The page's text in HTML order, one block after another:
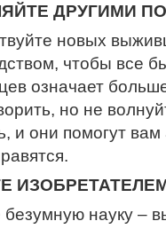
ДРУГИМИ
новых
чтобы все
означает
но не
и они помогут
безумную науку –